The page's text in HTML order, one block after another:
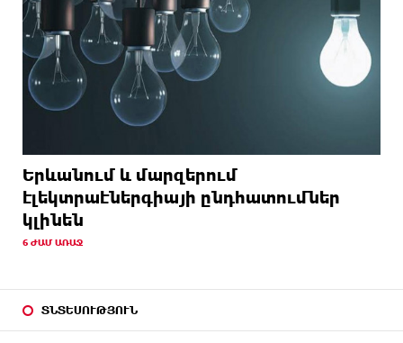
Երևանում և մարզերում
էլեկտրաէներգիայի ընդհատումներ
կլինեն
6 ԺԱՄ ԱՌԱՋ
ՏՆՏԵՍՈՒԹՅՈՒՆ